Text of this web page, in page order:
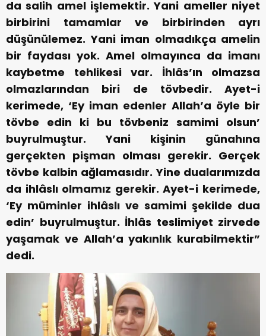
da salih amel işlemektir. Yani ameller niyet
birbirini tamamlar ve birbirinden ayrı
düşünülemez. Yani iman olmadıkça amelin
bir faydası yok. Amel olmayınca da imanı
kaybetme tehlikesi var. İhlâs’ın olmazsa
olmazlarından biri de tövbedir. Ayet-i
kerimede, ‘Ey iman edenler Allah’a öyle bir
tövbe edin ki bu tövbeniz samimi olsun’
buyrulmuştur. Yani kişinin günahına
gerçekten pişman olması gerekir. Gerçek
tövbe kalbin ağlamasıdır. Yine dualarımızda
da ihlâslı olmamız gerekir. Ayet-i kerimede,
‘Ey müminler ihlâslı ve samimi şekilde dua
edin’ buyrulmuştur. İhlâs teslimiyet zirvede
yaşamak ve Allah’a yakınlık kurabilmektir”
dedi.